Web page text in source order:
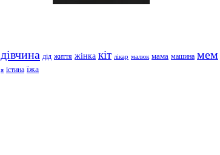
дівчина дід життя жінка кіт лікар малюк мама машина мем
я істина їжа